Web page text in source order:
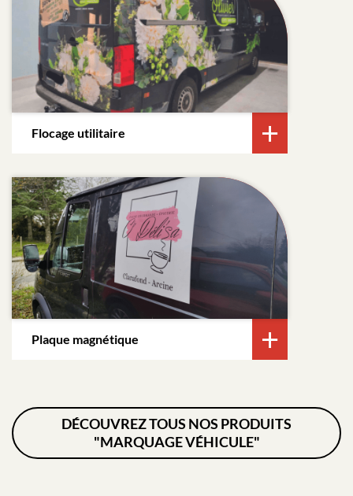
Flocage utilitaire
Plaque magnétique
DÉCOUVREZ TOUS NOS PRODUITS
"MARQUAGE VÉHICULE"